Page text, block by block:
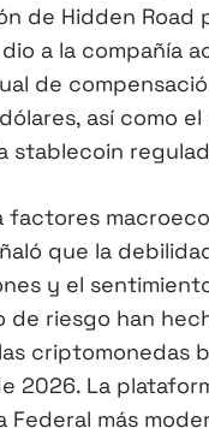
de Hidden Road
a la compañía
de
así como el
stablecoin
factores
que la
y el
de riesgo han
criptomonedas
2026. La
Federal más